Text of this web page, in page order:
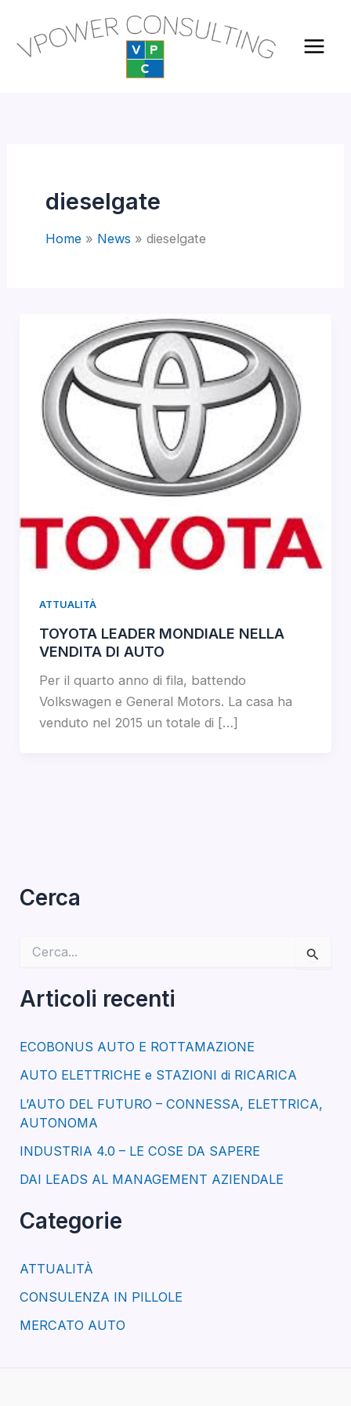
contenuto
dieselgate
Home News dieselgate
ATTUALITÀ
TOYOTA LEADER MONDIALE NELLA
VENDITA DI AUTO
Per il quarto anno di fila, battendo
Volkswagen e General Motors. La casa ha
venduto nel 2015 un totale di […]
Cerca
c
a
Articoli recenti
ECOBONUS AUTO E ROTTAMAZIONE
AUTO ELETTRICHE e STAZIONI di RICARICA
L’AUTO DEL FUTURO – CONNESSA, ELETTRICA,
AUTONOMA
INDUSTRIA 4.0 – LE COSE DA SAPERE
DAI LEADS AL MANAGEMENT AZIENDALE
Categorie
ATTUALITÀ
CONSULENZA IN PILLOLE
MERCATO AUTO